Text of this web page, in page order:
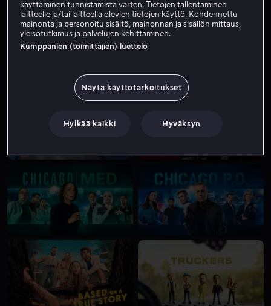
Uusi kausi 27.8.
käyttäminen tunnistamista varten. Tietojen tallentaminen
laitteelle ja/tai laitteella olevien tietojen käyttö. Kohdennettu
mainonta ja personoitu sisältö, mainonnan ja sisällön mittaus,
yleisötutkimus ja palvelujen kehittäminen.
Kumppanien (toimittajien) luettelo
Näytä käyttötarkoitukset
Hylkää kaikki Hyväksyn